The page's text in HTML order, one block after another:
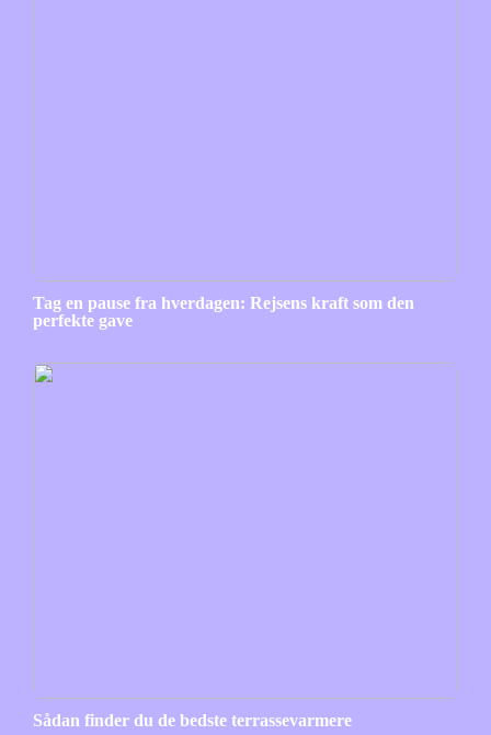
Tag en pause fra hverdagen: Rejsens kraft som den
perfekte gave
Sådan finder du de bedste terrassevarmere